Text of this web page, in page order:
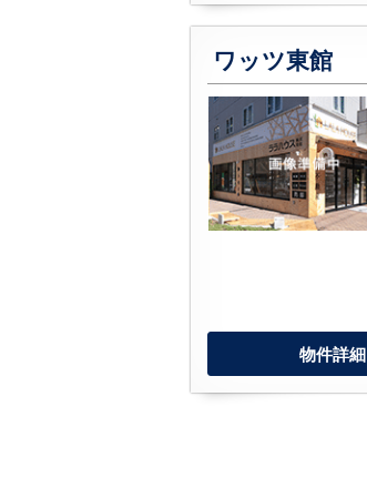
ワッツ東館
物件詳細